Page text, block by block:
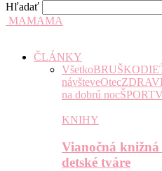
Hľadať
MAMAMA
ČLÁNKY
VšetkoBRUŠKO
návšteveOtec
na dobrú nocŠPORT
KNIHY
Vianočná
detské tváre